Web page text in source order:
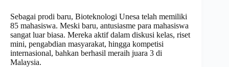
Sebagai prodi baru, Bioteknologi Unesa telah memiliki
85 mahasiswa. Meski baru, antusiasme para mahasiswa
sangat luar biasa. Mereka aktif dalam diskusi kelas, riset
mini, pengabdian masyarakat, hingga kompetisi
internasional, bahkan berhasil meraih juara 3 di
Malaysia.